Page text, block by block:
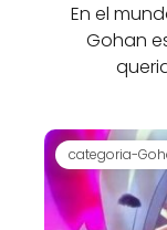
En el
Gohan
categoria-